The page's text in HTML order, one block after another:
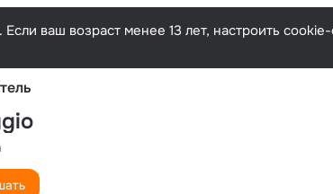
ваш возраст менее 13 лет, настроить